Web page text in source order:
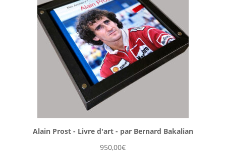
Alain Prost - Livre d'art - par Bernard Bakalian
950,00€